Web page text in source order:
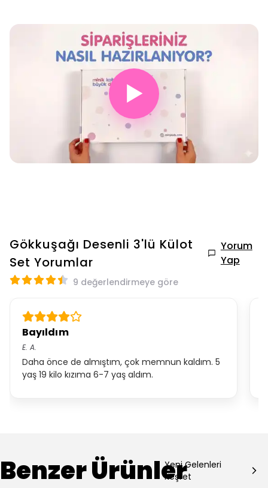
▶
Gökkuşağı Desenli 3'lü Külot
Set Yorumlar
Yorum
Yap
9 değerlendirmeye göre
Bayıldım
E. A.
Daha önce de almıştım, çok memnun kaldım. 5
yaş 19 kilo kızıma 6-7 yaş aldım.
Benzer ÜrünlerYeni Gelenleri
Keşfet